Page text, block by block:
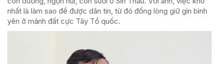
nhất là làm sao để được dân tin, từ đó đồng lòng giữ gìn bình
yên ở mảnh đất cực Tây Tổ quốc.